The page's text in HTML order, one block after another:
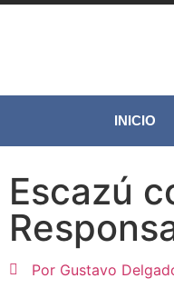
INICIO
Escazú
Por Gustavo